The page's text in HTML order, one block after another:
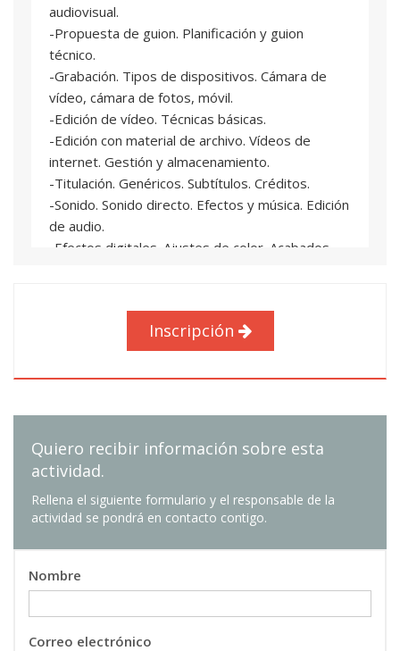
audiovisual.
-Propuesta de guion. Planificación y guion
técnico.
-Grabación. Tipos de dispositivos. Cámara de
vídeo, cámara de fotos, móvil.
-Edición de vídeo. Técnicas básicas.
-Edición con material de archivo. Vídeos de
internet. Gestión y almacenamiento.
-Titulación. Genéricos. Subtítulos. Créditos.
-Sonido. Sonido directo. Efectos y música. Edición
de audio.
-Efectos digitales. Ajustes de color. Acabados.
-Revisión del procedimiento. Aplicaciones del
proceso a cualquier tipo de audiovisual.
Inscripción
Quiero recibir información sobre esta
actividad.
Rellena el siguiente formulario y el responsable de la
actividad se pondrá en contacto contigo.
Nombre
Correo electrónico